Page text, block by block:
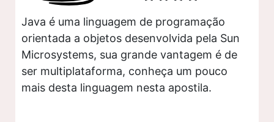
Java é uma linguagem de programação
orientada a objetos desenvolvida pela Sun
Microsystems, sua grande vantagem é de
ser multiplataforma, conheça um pouco
mais desta linguagem nesta apostila.